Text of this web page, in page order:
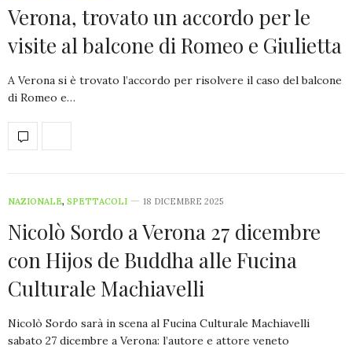
Verona, trovato un accordo per le
visite al balcone di Romeo e Giulietta
A Verona si è trovato l’accordo per risolvere il caso del balcone
di Romeo e…
NAZIONALE, SPETTACOLI 18 DICEMBRE 2025
Nicolò Sordo a Verona 27 dicembre
con Hijos de Buddha alle Fucina
Culturale Machiavelli
Nicolò Sordo sarà in scena al Fucina Culturale Machiavelli
sabato 27 dicembre a Verona: l’autore e attore veneto